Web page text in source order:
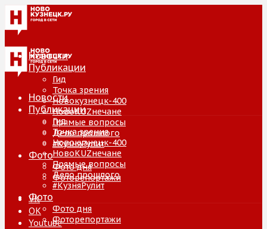
Новости
Публикации
Гид
Точка зрения
Новокузнецк-400
НовоKUZнечане
Прямые вопросы
Дело прошлого
#КузняРулит
Фото
Фото дня
Фоторепортажи
VK
ОК
Youtube
Новости
Публикации
Гид
Точка зрения
Новокузнецк-400
НовоKUZнечане
Прямые вопросы
Дело прошлого
#КузняРулит
Фото
Фото дня
Фоторепортажи